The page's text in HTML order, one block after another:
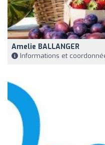
Amelie BALLANGER
Informations et